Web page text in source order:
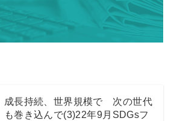
成長持続、世界規模で 次の世代
も巻き込んで(3)22年9月SDGsフ